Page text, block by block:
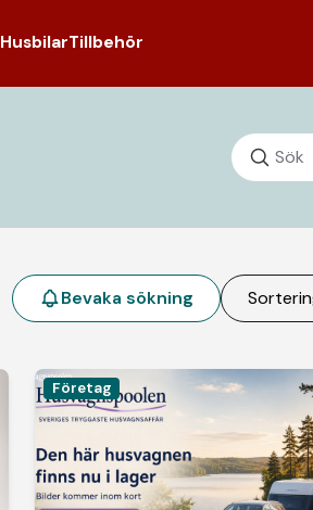
HusbilarTillbehör
Bevaka sökning
Företag